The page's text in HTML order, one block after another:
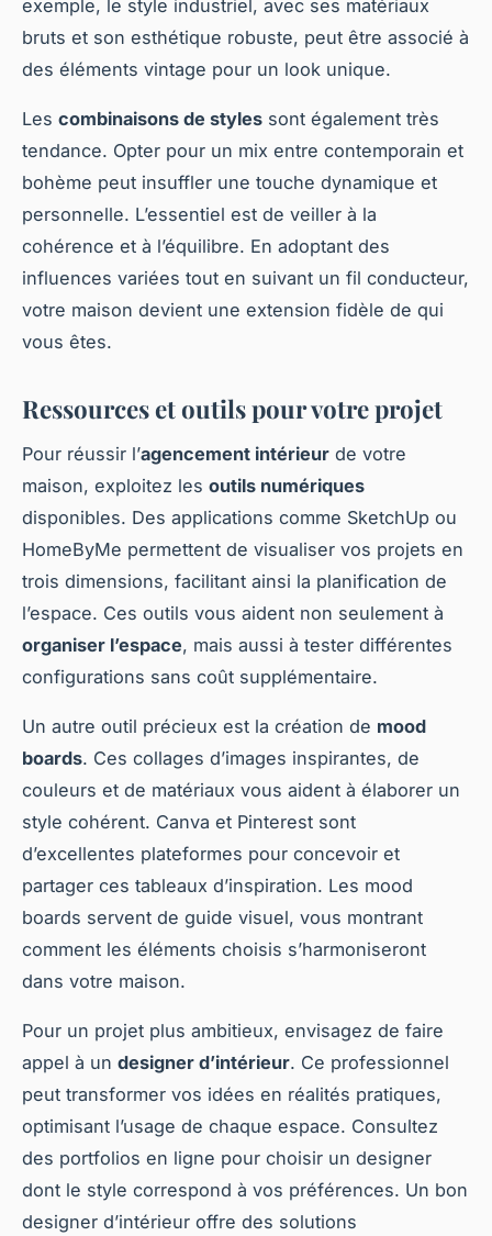
exemple, le style industriel, avec ses matériaux
bruts et son esthétique robuste, peut être associé à
des éléments vintage pour un look unique.
Les combinaisons de styles sont également très
tendance. Opter pour un mix entre contemporain et
bohème peut insuffler une touche dynamique et
personnelle. L’essentiel est de veiller à la
cohérence et à l’équilibre. En adoptant des
influences variées tout en suivant un fil conducteur,
votre maison devient une extension fidèle de qui
vous êtes.
Ressources et outils pour votre projet
Pour réussir l’agencement intérieur de votre
maison, exploitez les outils numériques
disponibles. Des applications comme SketchUp ou
HomeByMe permettent de visualiser vos projets en
trois dimensions, facilitant ainsi la planification de
l’espace. Ces outils vous aident non seulement à
organiser l’espace, mais aussi à tester différentes
configurations sans coût supplémentaire.
Un autre outil précieux est la création de mood
boards. Ces collages d’images inspirantes, de
couleurs et de matériaux vous aident à élaborer un
style cohérent. Canva et Pinterest sont
d’excellentes plateformes pour concevoir et
partager ces tableaux d’inspiration. Les mood
boards servent de guide visuel, vous montrant
comment les éléments choisis s’harmoniseront
dans votre maison.
Pour un projet plus ambitieux, envisagez de faire
appel à un designer d’intérieur. Ce professionnel
peut transformer vos idées en réalités pratiques,
optimisant l’usage de chaque espace. Consultez
des portfolios en ligne pour choisir un designer
dont le style correspond à vos préférences. Un bon
designer d’intérieur offre des solutions